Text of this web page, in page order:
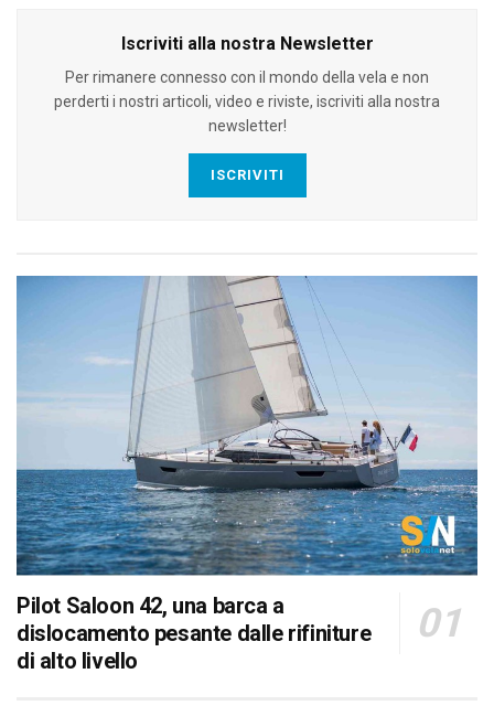
Iscriviti alla nostra Newsletter
Per rimanere connesso con il mondo della vela e non
perderti i nostri articoli, video e riviste, iscriviti alla nostra
newsletter!
ISCRIVITI
Pilot Saloon 42, una barca a
dislocamento pesante dalle rifiniture
di alto livello